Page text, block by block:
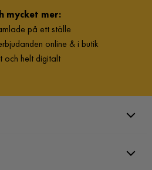
mycket mer:
på ett ställe
online & i butik
och helt digitalt